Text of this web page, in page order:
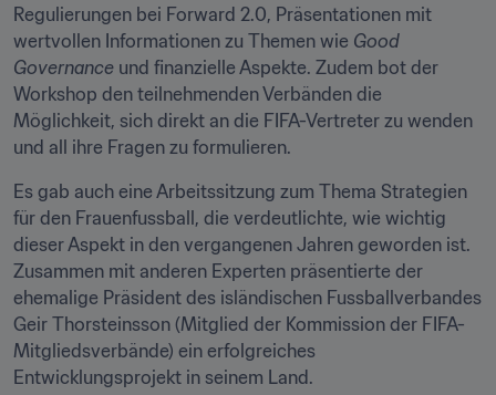
Regulierungen bei Forward 2.0, Präsentationen mit
wertvollen Informationen zu Themen wie Good
Governance und finanzielle Aspekte. Zudem bot der
Workshop den teilnehmenden Verbänden die
Möglichkeit, sich direkt an die FIFA-Vertreter zu wenden
und all ihre Fragen zu formulieren.
Es gab auch eine Arbeitssitzung zum Thema Strategien
für den Frauenfussball, die verdeutlichte, wie wichtig
dieser Aspekt in den vergangenen Jahren geworden ist.
Zusammen mit anderen Experten präsentierte der
ehemalige Präsident des isländischen Fussballverbandes
Geir Thorsteinsson (Mitglied der Kommission der FIFA-
Mitgliedsverbände) ein erfolgreiches
Entwicklungsprojekt in seinem Land.